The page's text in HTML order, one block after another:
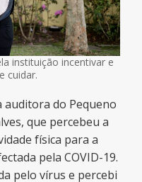
instituição incentivar e
cuidar.
auditora do Pequeno
que percebeu a
física para a
pela COVID-19.
pelo vírus e percebi